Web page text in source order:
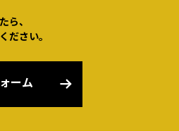
ら、
ださい。
ーム